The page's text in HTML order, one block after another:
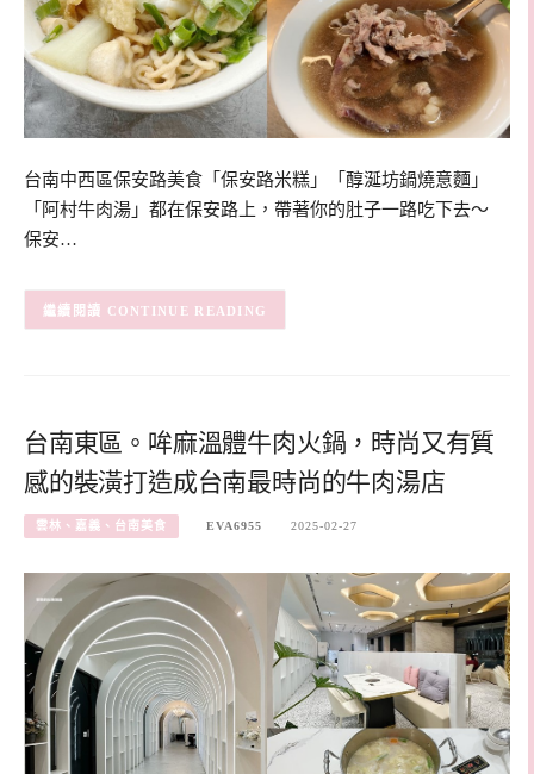
台南中西區保安路美食「保安路米糕」「醇涎坊鍋燒意麵」
「阿村牛肉湯」都在保安路上，帶著你的肚子一路吃下去～
保安…
CONTINUE READING
台南東區。哞麻溫體牛肉火鍋，時尚又有質
感的裝潢打造成台南最時尚的牛肉湯店
雲林、嘉義、台南美食 EVA6955 2025-02-27